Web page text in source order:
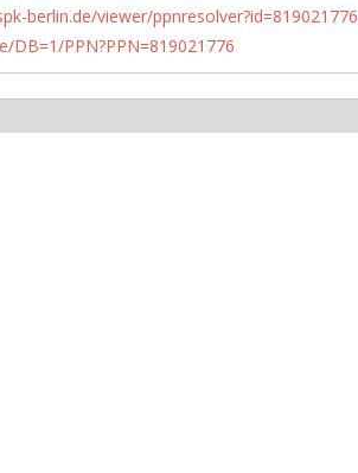
berlin.de/viewer/ppnresolver?id=819021776
DB=1/PPN?PPN=819021776